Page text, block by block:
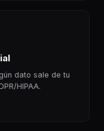
dato sale de tu
HIPAA.